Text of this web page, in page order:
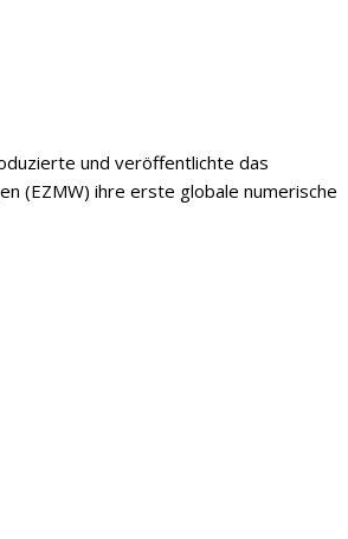
und veröffentlichte das
(EZMW) ihre erste globale numerische